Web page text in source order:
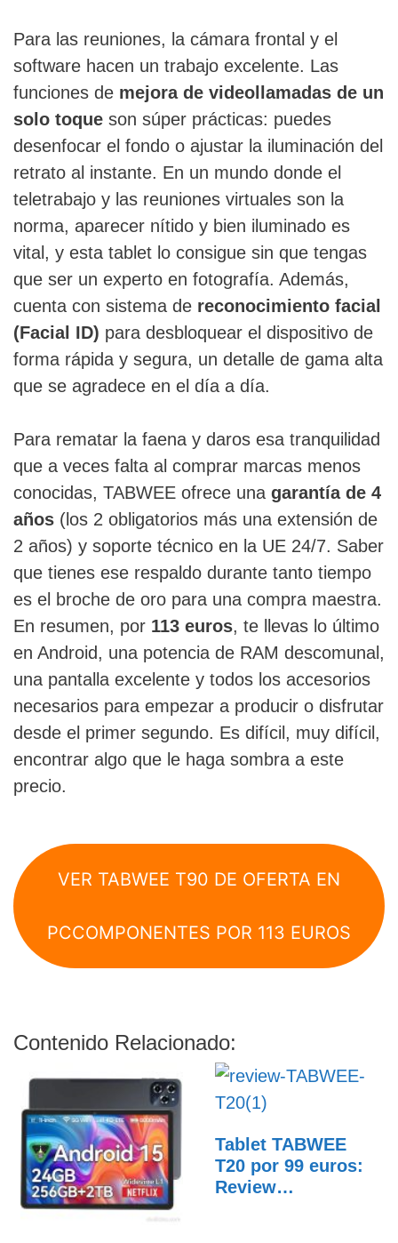
Para las reuniones, la cámara frontal y el
software hacen un trabajo excelente. Las
funciones de mejora de videollamadas de un
solo toque son súper prácticas: puedes
desenfocar el fondo o ajustar la iluminación del
retrato al instante. En un mundo donde el
teletrabajo y las reuniones virtuales son la
norma, aparecer nítido y bien iluminado es
vital, y esta tablet lo consigue sin que tengas
que ser un experto en fotografía. Además,
cuenta con sistema de reconocimiento facial
(Facial ID) para desbloquear el dispositivo de
forma rápida y segura, un detalle de gama alta
que se agradece en el día a día.
Para rematar la faena y daros esa tranquilidad
que a veces falta al comprar marcas menos
conocidas, TABWEE ofrece una garantía de 4
años (los 2 obligatorios más una extensión de
2 años) y soporte técnico en la UE 24/7. Saber
que tienes ese respaldo durante tanto tiempo
es el broche de oro para una compra maestra.
En resumen, por 113 euros, te llevas lo último
en Android, una potencia de RAM descomunal,
una pantalla excelente y todos los accesorios
necesarios para empezar a producir o disfrutar
desde el primer segundo. Es difícil, muy difícil,
encontrar algo que le haga sombra a este
precio.
VER TABWEE T90 DE OFERTA EN
PCCOMPONENTES POR 113 EUROS
Contenido Relacionado:
Tablet TABWEE
T20 por 99 euros:
Review